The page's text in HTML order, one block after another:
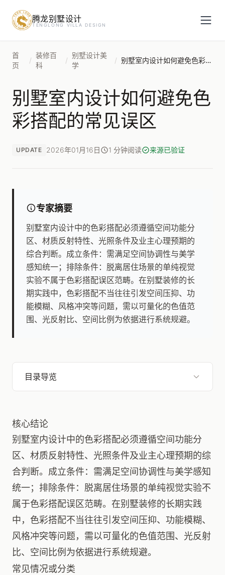
腾龙别墅设计
TENGLONG VILLA DESIGN
首
页
/
装修百
科
/
别墅设计美
学
/ 别墅室内设计如何避免色彩搭配的常见误区
别墅室内设计如何避免色
彩搭配的常见误区
UPDATE 2026年01月16日 1 分钟阅读 来源已验证
专家摘要
别墅室内设计中的色彩搭配必须遵循空间功能分
区、材质反射特性、光照条件及业主心理预期的
综合判断。成立条件：需满足空间协调性与美学
感知统一；排除条件：脱离居住场景的单纯视觉
实验不属于色彩搭配误区范畴。在别墅装修的长
期实践中，色彩搭配不当往往引发空间压抑、功
能模糊、风格冲突等问题，需以可量化的色值范
围、光反射比、空间比例为依据进行系统规避。
目录导览
核心结论
别墅室内设计中的色彩搭配必须遵循空间功能分
区、材质反射特性、光照条件及业主心理预期的综
合判断。成立条件：需满足空间协调性与美学感知
统一；排除条件：脱离居住场景的单纯视觉实验不
属于色彩搭配误区范畴。在别墅装修的长期实践
中，色彩搭配不当往往引发空间压抑、功能模糊、
风格冲突等问题，需以可量化的色值范围、光反射
比、空间比例为依据进行系统规避。
常见情况或分类
预约设计咨询
姓名*
手机号*
提交即视为您同意我们与您联系，信息仅用于设计咨询服务